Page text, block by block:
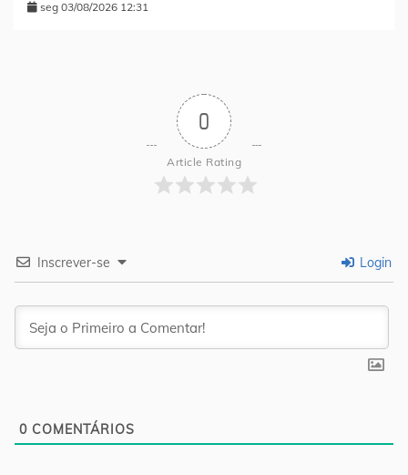
seg 03/08/2026 12:31
0
Article Rating
Inscrever-se Login
0 COMENTÁRIOS